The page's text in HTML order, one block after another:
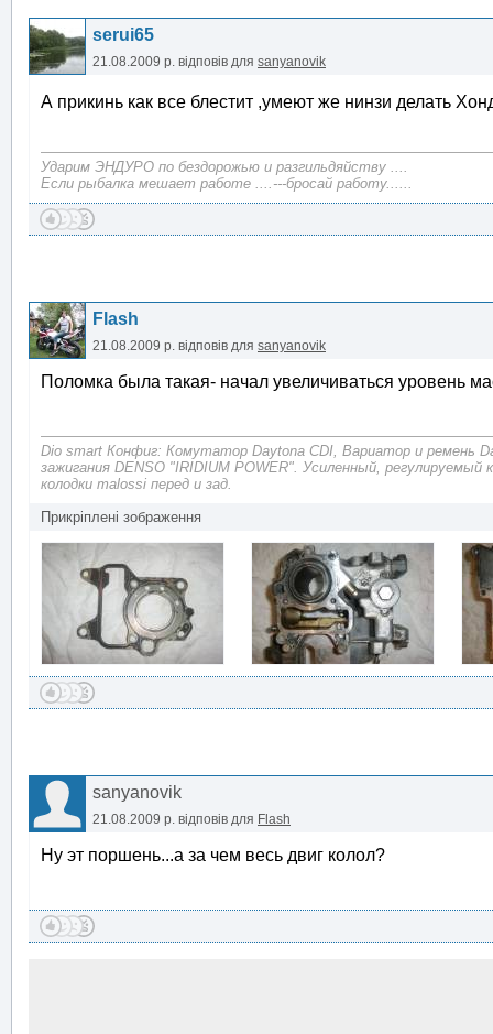
serui65
21.08.2009 р. відповів для sanyanovik
А прикинь как все блестит ,умеют же нинзи делать
Ударим ЭНДУРО по бездорожью и разгильдяйству ....
Если рыбалка мешает работе ....---бросай работу......
Flash
21.08.2009 р. відповів для sanyanovik
Поломка была такая- начал увеличиваться уровень
Dio smart Конфиг: Комутатор Daytona CDI, Вариатор и ремень
зажигания DENSO "IRIDIUM POWER". Усиленный,
колодки malossi перед и зад.
Прикріплені зображення
sanyanovik
21.08.2009 р. відповів для Flash
Ну эт поршень...а за чем весь двиг колол?